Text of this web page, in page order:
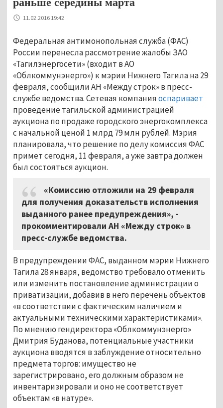
11.02.2016 19:42
Федеральная антимонопольная служба (ФАС)
России перенесла рассмотрение жалобы ЗАО
«Тагилэнергосети» (входит в АО
«Облкоммунэнерго») к мэрии Нижнего Тагила на 29
февраля, сообщили АН «Между строк» в пресс-
службе ведомства. Сетевая компанияоспаривает
проведение тагильской администрацией
аукциона по продаже городского энергокомплекса
с начальной ценой 1 млрд 79 млн рублей. Мэрия
планировала, что решение по делу комиссия ФАС
примет сегодня, 11 февраля, а уже завтра должен
был состояться аукцион.
«Комиссию отложили на 29 февраля
для получения доказательств исполнения
выданного ранее предупреждения», -
прокомментировали АН «Между строк» в
пресс-службе ведомства.
В предупреждении ФАС, выданном мэрии Нижнего
Тагила 28 января, ведомство требовало отменить
или изменить постановление администрации о
приватизации, добавив в него перечень объектов
«в соответствии с фактическим наличием и
актуальными техническими характеристиками».
По мнению гендиректора «Облкоммунэнерго»
Дмитрия Буданова, потенциальные участники
аукциона вводятся в заблуждение относительно
предмета торгов: имущество не
зарегистрировано, его должным образом не
инвентаризировали и оно не соответствует
объектам «в натуре».